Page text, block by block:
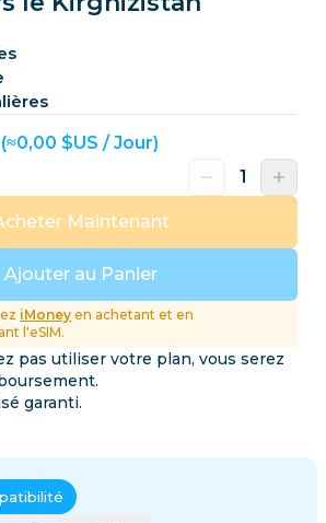
(≈0,00 $US / Jour)
Ajouter au Panier
Maintenant
iMoney en achetant et en
l'eSIM.
pas utiliser votre plan, vous serez
garanti.